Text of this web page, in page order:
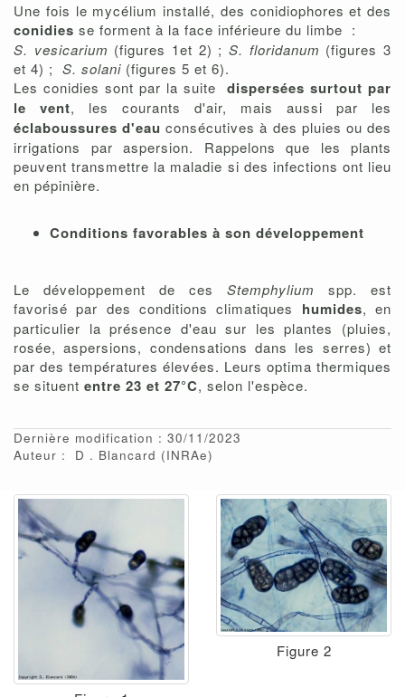
Une fois le mycélium installé, des conidiophores et des
conidies se forment à la face inférieure du limbe :
S. vesicarium (figures 1et 2) ;S. floridanum (figures 3
et 4) ; S. solani (figures 5 et 6).
Les conidies sont par la suite dispersées surtout par
le vent, les courants d'air, mais aussi par les
éclaboussures d'eau consécutives à des pluies ou des
irrigations par aspersion. Rappelons que les plants
peuvent transmettre la maladie si des infections ont lieu
en pépinière.
Conditions favorables à son développement
Le développement de ces Stemphylium spp. est
favorisé par des conditions climatiques humides, en
particulier la présence d'eau sur les plantes (pluies,
rosée, aspersions, condensations dans les serres) et
par des températures élevées. Leurs optima thermiques
se situent entre 23 et 27°C, selon l'espèce.
Dernière modification : 30/11/2023
Auteur :
D Blancard (INRAe)
Figure 2